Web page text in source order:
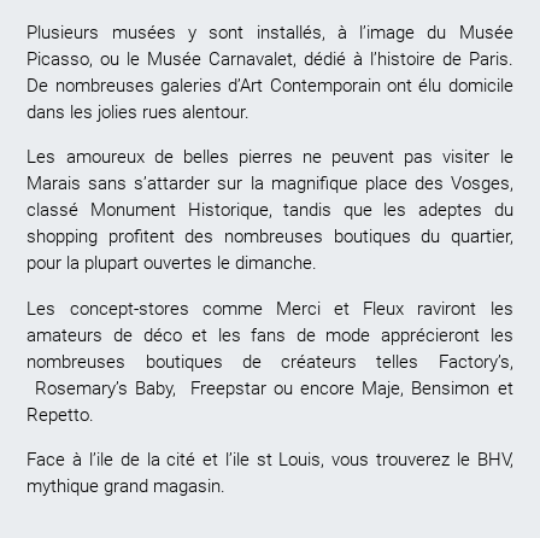
Plusieurs musées y sont installés, à l’image du Musée
Picasso, ou le Musée Carnavalet, dédié à l’histoire de Paris.
De nombreuses galeries d’Art Contemporain ont élu domicile
dans les jolies rues alentour.
Les amoureux de belles pierres ne peuvent pas visiter le
Marais sans s’attarder sur la magnifique place des Vosges,
classé Monument Historique, tandis que les adeptes du
shopping profitent des nombreuses boutiques du quartier,
pour la plupart ouvertes le dimanche.
Les concept-stores comme Merci et Fleux raviront les
amateurs de déco et les fans de mode apprécieront les
nombreuses boutiques de créateurs telles Factory’s,
Rosemary’s Baby, Freepstar ou encore Maje, Bensimon et
Repetto.
Face à l’ile de la cité et l’ile st Louis, vous trouverez le BHV,
mythique grand magasin.